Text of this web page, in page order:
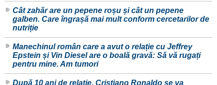
Cât zahăr are un pepene roșu și cât un pepene
galben. Care îngrașă mai mult conform cercetarilor de
nutriție
Manechinul român care a avut o relație cu Jeffrey
Epstein și Vin Diesel are o boală gravă: Să vă rugați
pentru mine. Am tumori
După 10 ani de relație, Cristiano Ronaldo se va